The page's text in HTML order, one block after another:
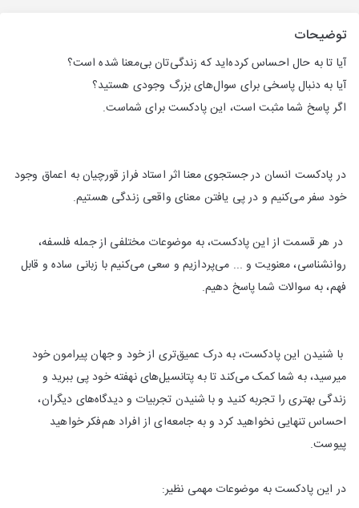
توضیحات
آیا تا به حال احساس کرده‌اید که زندگی‌تان بی‌معنا شده است؟
آیا به دنبال پاسخی برای سوال‌های بزرگ وجودی هستید؟
اگر پاسخ شما مثبت است، این پادکست برای شماست.
در پادکست انسان در جستجوی معنا اثر استاد فراز قورچیان به اعماق وجود
خود سفر می‌کنیم و در پی یافتن معنای واقعی زندگی هستیم.
در هر قسمت از این پادکست، به موضوعات مختلفی از جمله فلسفه،
روانشناسی، معنویت و ... می‌پردازیم و سعی می‌کنیم با زبانی ساده و قابل
فهم، به سوالات شما پاسخ دهیم.
با شنیدن این پادکست، به درک عمیق‌تری از خود و جهان پیرامون خود
میرسید، به شما کمک می‌کند تا به پتانسیل‌های نهفته خود پی ببرید و
زندگی بهتری را تجربه کنید و با شنیدن تجربیات و دیدگاه‌های دیگران،
احساس تنهایی نخواهید کرد و به جامعه‌ای از افراد هم‌فکر خواهید
پیوست.
در این پادکست به موضوعات مهمی نظیر: